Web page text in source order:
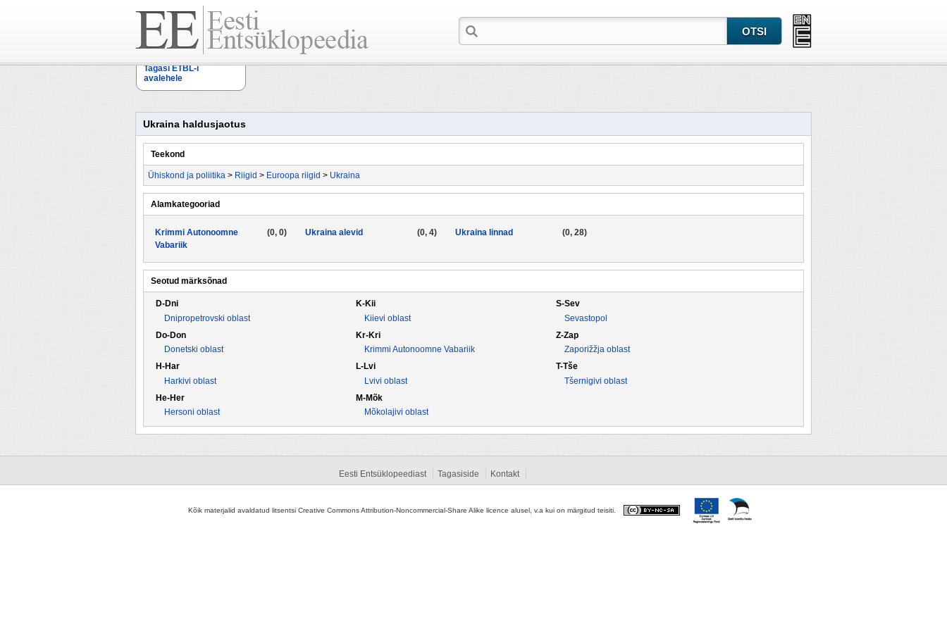
Tagasi ETBL-i
avalehele
Ukraina haldusjaotus
Teekond
Ühiskond ja poliitika > Riigid > Euroopa riigid > Ukraina
Alamkategooriad
(0, 0)
Krimmi Autonoomne
Vabariik
(0, 4)
Ukraina alevid (0, 28)
Ukraina linnad
Seotud märksõnad
D-Dni
Dnipropetrovski oblast
Do-Don
Donetski oblast
H-Har
Harkivi oblast
He-Her
Hersoni oblast
K-Kii
Kiievi oblast
Kr-Kri
Krimmi Autonoomne Vabariik
L-Lvi
Lvivi oblast
M-Mõk
Mõkolajivi oblast
S-Sev
Sevastopol
Z-Zap
Zaporižžja oblast
T-Tše
Tšernigivi oblast
Eesti Entsüklopeediast Tagasiside Kontakt
Kõik materjalid avaldatud litsentsi Creative Commons Attribution-Noncommercial-Share Alike licence alusel, v.a kui on märgitud teisiti.